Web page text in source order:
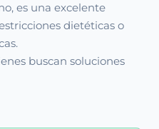
es una excelente
dietéticas o
buscan soluciones